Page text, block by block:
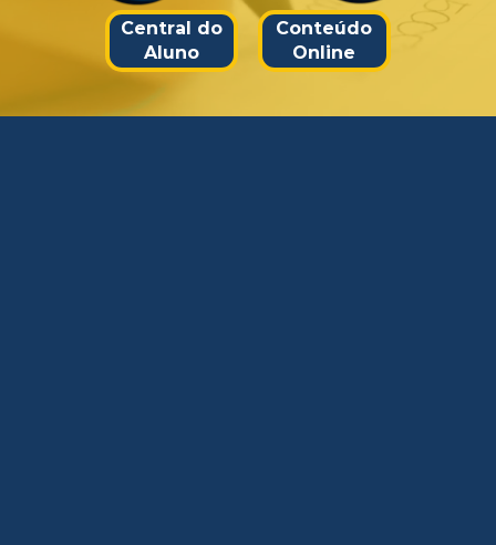
Central do
Aluno
Conteúdo
Online